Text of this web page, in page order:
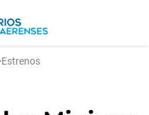
Estrenos